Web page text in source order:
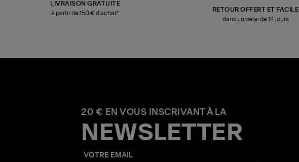
LIVRAISON GRATUITE
à partir de 150 € d'achat*
RETOUR OFFERT ET FACILE
dans un délai de 14 jours
20 € EN VOUS INSCRIVANT À LA
NEWSLETTER